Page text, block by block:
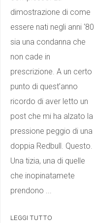
dimostrazione di come
essere nati negli anni ‘80
sia una condanna che
non cade in
prescrizione. A un certo
punto di quest’anno
ricordo di aver letto un
post che mi ha alzato la
pressione peggio di una
doppia Redbull. Questo.
Una tizia, una di quelle
che inopinatamete
prendono ...
LEGGI TUTTO